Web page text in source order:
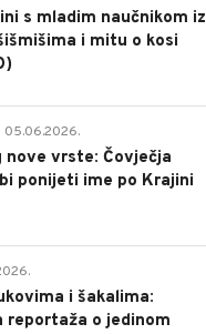
s mladim naučnikom iz
i mitu o kosi
05.06.2026.
vrste: Čovječja
ponijeti ime po Krajini
i šakalima:
reportaža o jedinom